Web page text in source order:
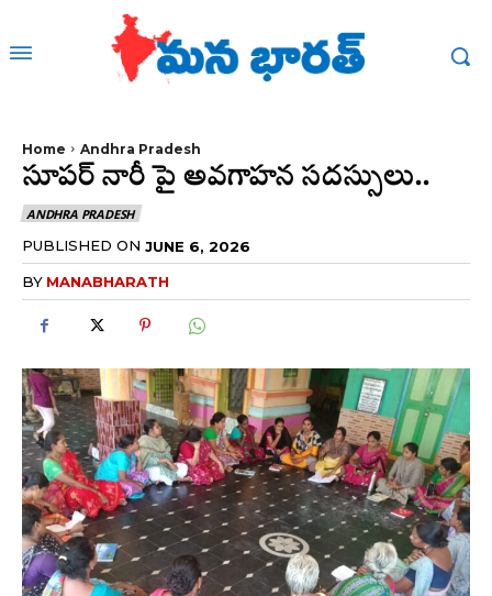
Home Andhra Pradesh
సూపర్ నారీ పై అవగాహన సదస్సులు..
ANDHRA PRADESH
PUBLISHED ON JUNE 6, 2026
BY MANABHARATH